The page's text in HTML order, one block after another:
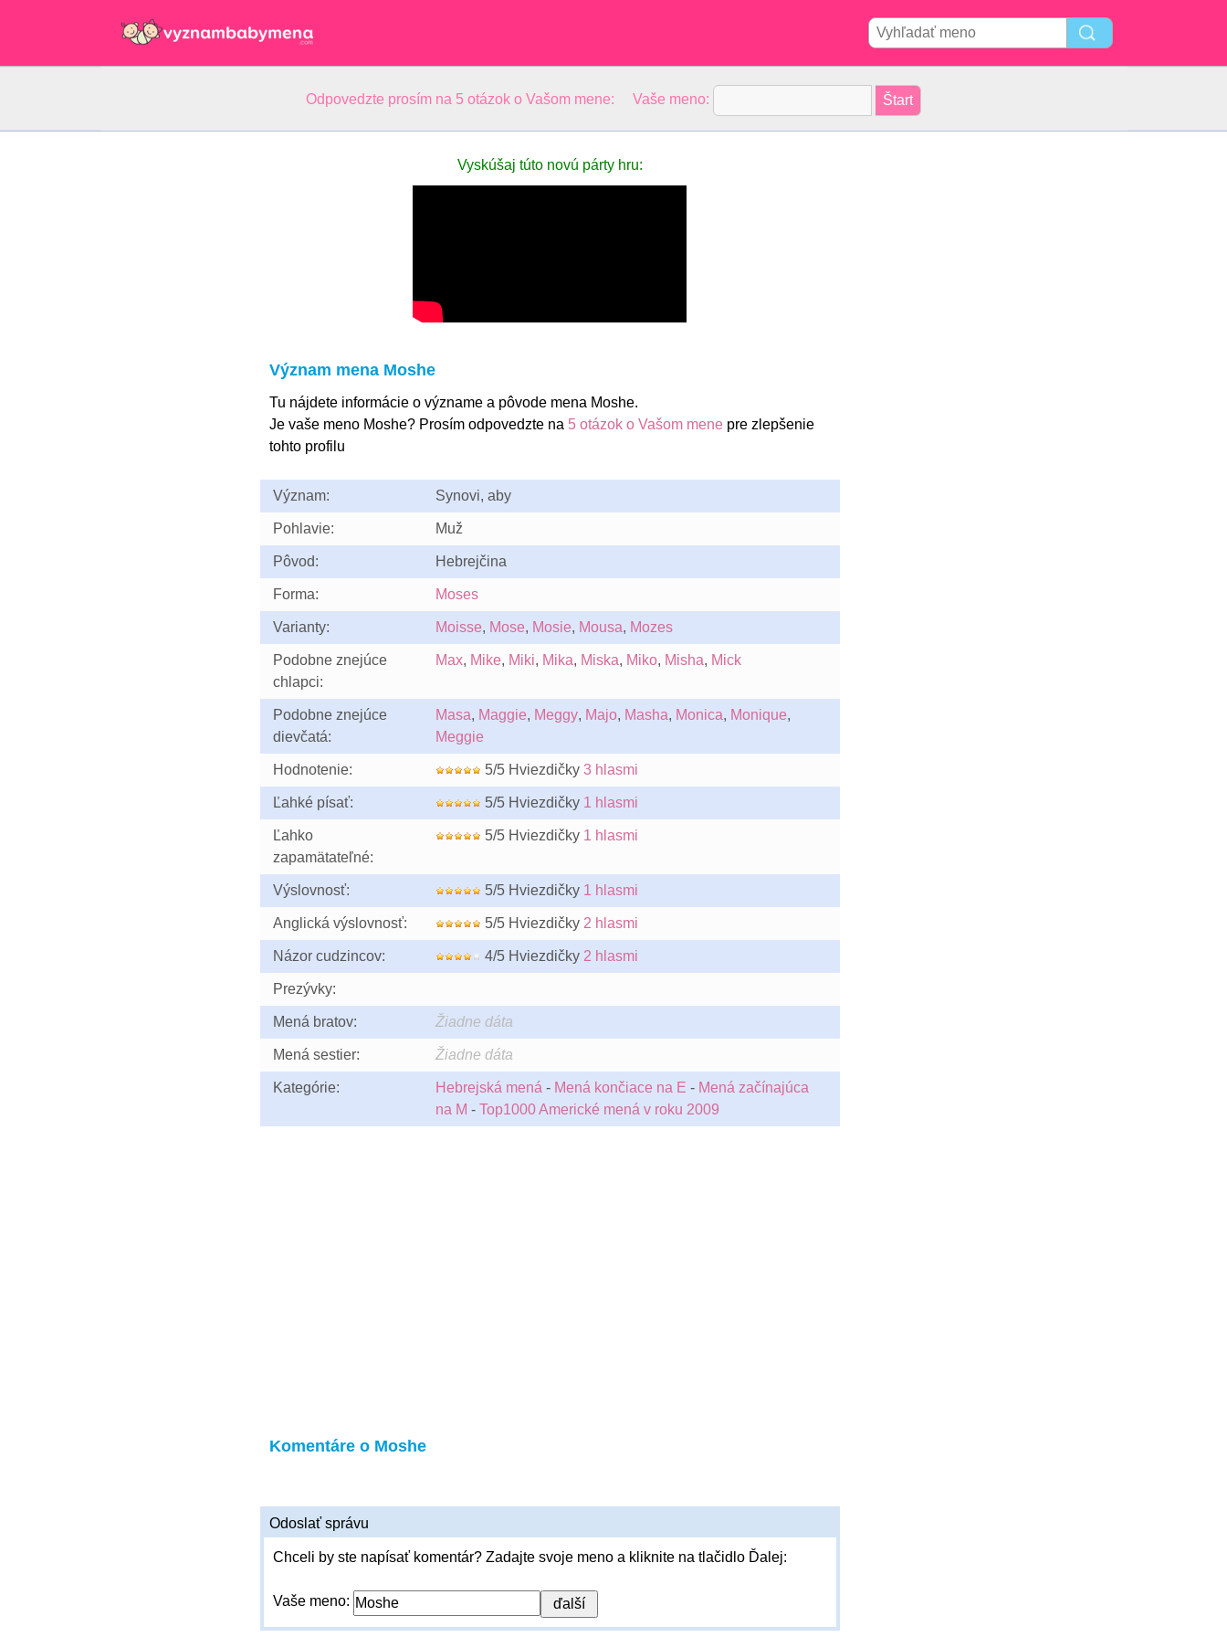
Odpovedzte prosím na 5 otázok o Vašom mene: Vaše meno:
Vyskúšaj túto novú párty hru:
Význam mena Moshe
Tu nájdete informácie o význame a pôvode mena Moshe.
Je vaše meno Moshe? Prosím odpovedzte na 5 otázok o Vašom menepre zlepšenie
tohto profilu
Význam: Synovi, aby
Pohlavie: Muž
Pôvod: Hebrejčina
Forma: Moses
Varianty: Moisse, Mose, Mosie, Mousa, Mozes
Podobne znejúce
chlapci:
Max, Mike, Miki, Mika, Miska, Miko, Misha, Mick
Podobne znejúce
dievčatá:
Masa, Maggie, Meggy, Majo, Masha, Monica, Monique,
Meggie
Hodnotenie: 5/5 Hviezdičky 3 hlasmi
Ľahké písať: 5/5 Hviezdičky 1 hlasmi
Ľahko
zapamätateľné:
5/5 Hviezdičky 1 hlasmi
Výslovnosť: 5/5 Hviezdičky 1 hlasmi
Anglická výslovnosť: 5/5 Hviezdičky 2 hlasmi
Názor cudzincov: 4/5 Hviezdičky 2 hlasmi
Prezývky:
Mená bratov: Žiadne dáta
Mená sestier: Žiadne dáta
Kategórie: Hebrejská mená - Mená končiace na E - Mená začínajúca
na M - Top1000 Americké mená v roku 2009
Komentáre o Moshe
Odoslať správu
Chceli by ste napísať komentár? Zadajte svoje meno a kliknite na tlačidlo Ďalej:
Vaše meno: